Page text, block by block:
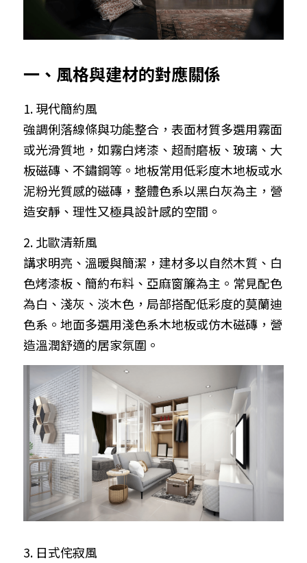
一、風格與建材的對應關係
1. 現代簡約風
強調俐落線條與功能整合，表面材質多選用霧面
或光滑質地，如霧白烤漆、超耐磨板、玻璃、大
板磁磚、不鏽鋼等。地板常用低彩度木地板或水
泥粉光質感的磁磚，整體色系以黑白灰為主，營
造安靜、理性又極具設計感的空間。
2. 北歐清新風
講求明亮、溫暖與簡潔，建材多以自然木質、白
色烤漆板、簡約布料、亞麻窗簾為主。常見配色
為白、淺灰、淡木色，局部搭配低彩度的莫蘭迪
色系。地面多選用淺色系木地板或仿木磁磚，營
造溫潤舒適的居家氛圍。
3. 日式侘寂風